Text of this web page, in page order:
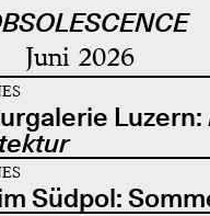
Juni 2026
Luzern:
Südpol: